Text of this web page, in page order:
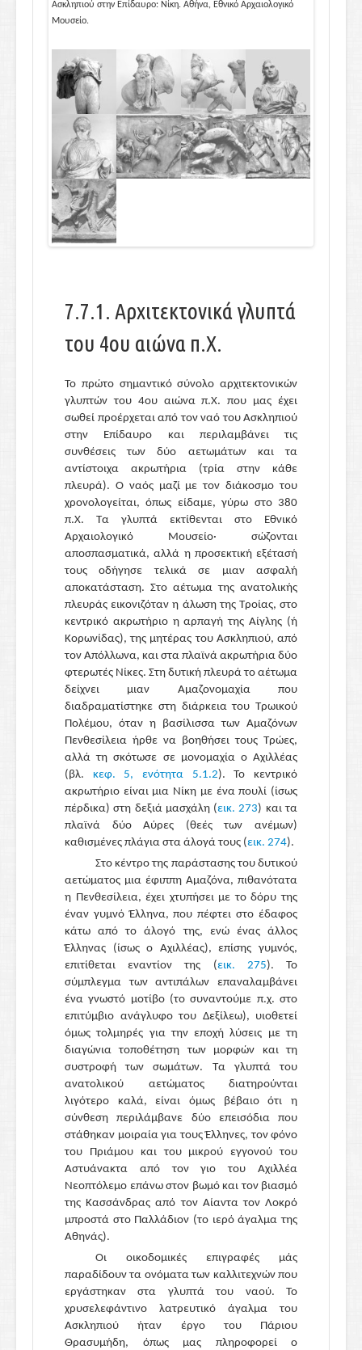
Ασκληπιού στην Επίδαυρο: Νίκη. Αθήνα, Εθνικό Αρχαιολογικό
Μουσείο.
Previo
7.7.1. Αρχιτεκτονικά γλυπτά
του 4ου αιώνα π.Χ.
Το πρώτο σημαντικό σύνολο αρχιτεκτονικών
γλυπτών του 4ου αιώνα π.Χ. που μας έχει
σωθεί προέρχεται από τον ναό του Ασκληπιού
στην Επίδαυρο και περιλαμβάνει τις
συνθέσεις των δύο αετωμάτων και τα
αντίστοιχα ακρωτήρια (τρία στην κάθε
πλευρά). Ο ναός μαζί με τον διάκοσμο του
χρονολογείται, όπως είδαμε, γύρω στο 380
π.Χ. Τα γλυπτά εκτίθενται στο Εθνικό
Αρχαιολογικό Μουσείο· σώζονται
αποσπασματικά, αλλά η προσεκτική εξέτασή
τους οδήγησε τελικά σε μιαν ασφαλή
αποκατάσταση. Στο αέτωμα της ανατολικής
πλευράς εικονιζόταν η άλωση της Τροίας, στο
κεντρικό ακρωτήριο η αρπαγή της Αίγλης (ή
Κορωνίδας), της μητέρας του Ασκληπιού, από
τον Απόλλωνα, και στα πλαϊνά ακρωτήρια δύο
φτερωτές Νίκες. Στη δυτική πλευρά το αέτωμα
δείχνει μιαν Αμαζονομαχία που
διαδραματίστηκε στη διάρκεια του Τρωικού
Πολέμου, όταν η βασίλισσα των Αμαζόνων
Πενθεσίλεια ήρθε να βοηθήσει τους Τρώες,
αλλά τη σκότωσε σε μονομαχία ο Αχιλλέας
(βλ. κεφ. 5, ενότητα 5.1.2). Το κεντρικό
ακρωτήριο είναι μια Νίκη με ένα πουλί (ίσως
πέρδικα) στη δεξιά μασχάλη (εικ. 273) και τα
πλαϊνά δύο Αύρες (θεές των ανέμων)
καθισμένες πλάγια στα άλογά τους (εικ. 274).
Στο κέντρο της παράστασης του δυτικού
αετώματος μια έφιππη Αμαζόνα, πιθανότατα
η Πενθεσίλεια, έχει χτυπήσει με το δόρυ της
έναν γυμνό Έλληνα, που πέφτει στο έδαφος
κάτω από το άλογό της, ενώ ένας άλλος
Έλληνας (ίσως ο Αχιλλέας), επίσης γυμνός,
επιτίθεται εναντίον της (εικ. 275). Το
σύμπλεγμα των αντιπάλων επαναλαμβάνει
ένα γνωστό μοτίβο (το συναντούμε π.χ. στο
επιτύμβιο ανάγλυφο του Δεξίλεω), υιοθετεί
όμως τολμηρές για την εποχή λύσεις με τη
διαγώνια τοποθέτηση των μορφών και τη
συστροφή των σωμάτων. Τα γλυπτά του
ανατολικού αετώματος διατηρούνται
λιγότερο καλά, είναι όμως βέβαιο ότι η
σύνθεση περιλάμβανε δύο επεισόδια που
στάθηκαν μοιραία για τους Έλληνες, τον φόνο
του Πριάμου και του μικρού εγγονού του
Αστυάνακτα από τον γιο του Αχιλλέα
Νεοπτόλεμο επάνω στον βωμό και τον βιασμό
της Κασσάνδρας από τον Αίαντα τον Λοκρό
μπροστά στο Παλλάδιον (το ιερό άγαλμα της
Αθηνάς).
Οι οικοδομικές επιγραφές μάς
παραδίδουν τα ονόματα των καλλιτεχνών που
εργάστηκαν στα γλυπτά του ναού. Το
χρυσελεφάντινο λατρευτικό άγαλμα του
Ασκληπιού ήταν έργο του Πάριου
Θρασυμήδη, όπως μας πληροφορεί ο